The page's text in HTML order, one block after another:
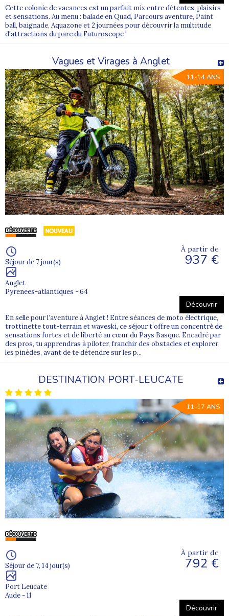
Cette colonie de vacances est un parfait mix entre détentes, plaisirs
et sensations. Au menu : balade en Quad, Parcours aventure, Paint
ball, baignade, Aquazone et 2 journées pour découvrir la multitude
d'attractions du parc du Futuroscope !
Vagues et Virages à Anglet
11-14 ANS
Séjour de 7 jour(s)
Anglet
Pyrenees-atlantiques - 64
À partir de
937 €
Découvrir
En selle pour l’aventure à Anglet ! Entre séances de moto électrique,
trottinette tout-terrain et waveski, ce séjour t’offre un concentré de
sensations fortes et de liberté au cœur du Pays Basque. Encadré par
des pros, tu apprendras à piloter, franchir des obstacles et explorer
les pinèdes, avant de te détendre sur les p...
DESTINATION PORT-LEUCATE
11-17 ANS
Séjour de 7, 14 jour(s)
Port Leucate
Aude - 11
À partir de
792 €
Découvrir